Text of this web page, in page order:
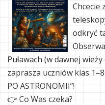
Chcecie
odkryć
Puławach (w dawnej
zaprasza uczniów klas 1–8
PO ASTRONOMII”!
👉 Co Was czeka?